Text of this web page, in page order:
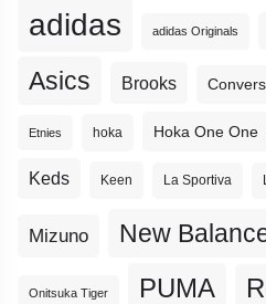
adidas adidas Originals
Asics Brooks
Etnies hoka Hoka One One
Keds Keen La Sportiva
Mizuno New
Onitsuka Tiger PUMA